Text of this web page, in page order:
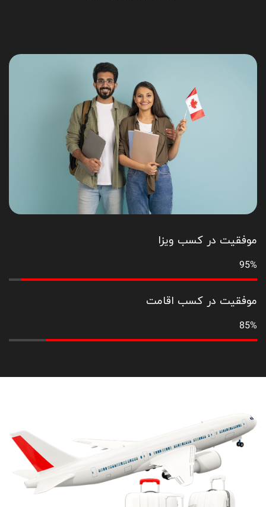
موفقیت در کسب ویزا
95%
موفقیت در کسب اقامت
85%